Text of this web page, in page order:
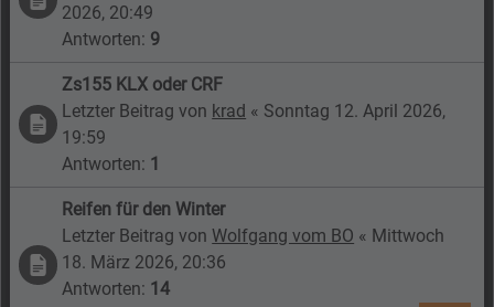
2026, 20:49
Antworten: 9
Zs155 KLX oder CRF
Letzter Beitrag von krad « Sonntag 12. April 2026,
19:59
Antworten: 1
Reifen für den Winter
Letzter Beitrag vonWolfgang vom BO « Mittwoch
18. März 2026, 20:36
Antworten: 14